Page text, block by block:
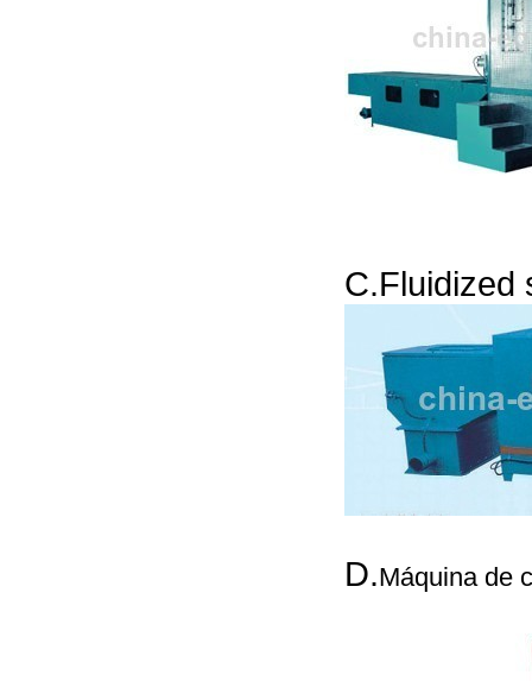
C.Fluidized
D.Máquina de